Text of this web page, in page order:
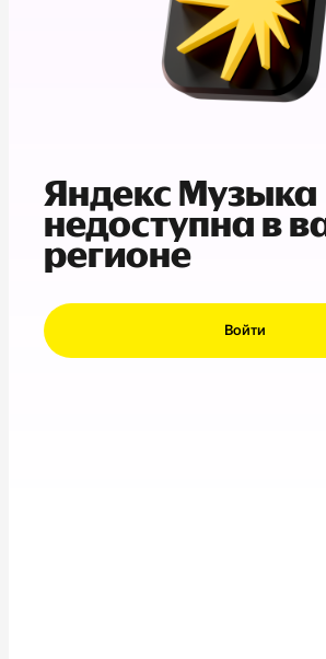
Яндекс Музыка
недоступна в
регионе
Войти